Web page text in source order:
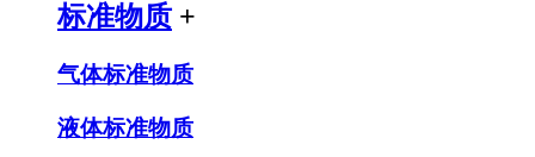
标准物质 +
气体标准物质
液体标准物质